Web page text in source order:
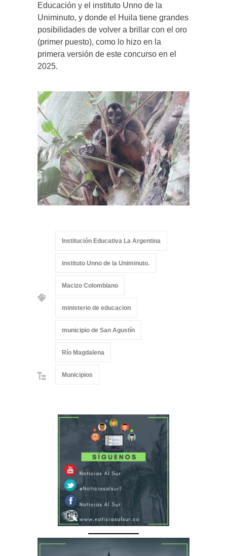
Educación y el instituto Unno de la
Uniminuto, y donde el Huila tiene grandes
posibilidades de volver a brillar con el oro
(primer puesto), como lo hizo en la
primera versión de este concurso en el
2025.
Institución Educativa La Argentina
instituto Unno de la Uniminuto.
Macizo Colombiano
ministerio de educacion
municipio de San Agustín
Río Magdalena
Municipios